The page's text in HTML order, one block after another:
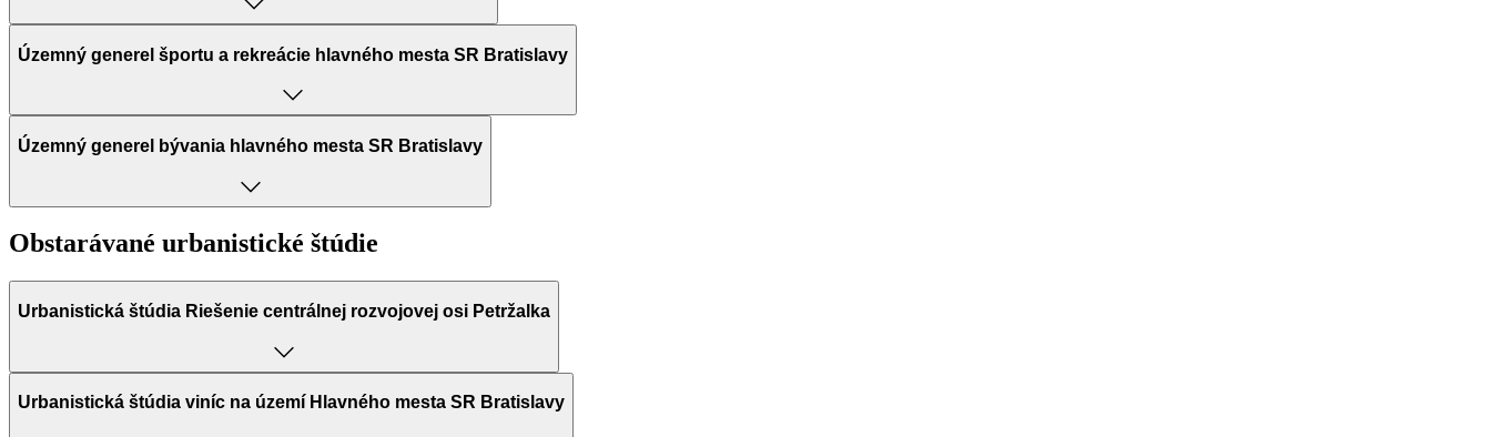
Územný generel športu a rekreácie hlavného mesta SR Bratislavy
Územný generel bývania hlavného mesta SR Bratislavy
Obstarávané urbanistické štúdie
Urbanistická štúdia Riešenie centrálnej rozvojovej osi Petržalka
Urbanistická štúdia viníc na území Hlavného mesta SR Bratislavy